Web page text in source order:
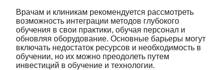
Врачам и клиникам рекомендуется рассмотреть
возможность интеграции методов глубокого
обучения в свои практики, обучая персонал и
обновляя оборудование. Основные барьеры могут
включать недостаток ресурсов и необходимость в
обучении, но их можно преодолеть путем
инвестиций в обучение и технологии.